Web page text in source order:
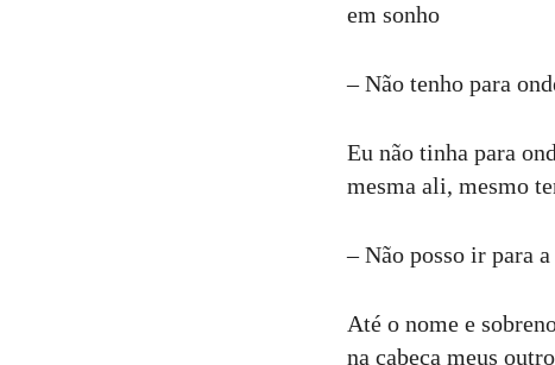
em sonho
– Não tenho para
Eu não tinha para
mesma ali, mesmo
– Não posso ir para
Até o nome e
na cabeça meus